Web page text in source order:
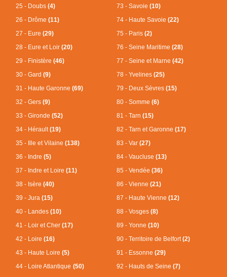
25 - Doubs(4)
26 - Drôme(11)
27 - Eure(29)
28 - Eure et Loir(20)
29 - Finistère(46)
30 - Gard(9)
31 - Haute Garonne(69)
32 - Gers(9)
33 - Gironde(52)
34 - Hérault(19)
35 - Ille et Vilaine(138)
36 - Indre(5)
37 - Indre et Loire(11)
38 - Isère(40)
39 - Jura(15)
40 - Landes(10)
41 - Loir et Cher(17)
42 - Loire(16)
43 - Haute Loire(5)
44 - Loire Atlantique(50)
73 - Savoie (10)
74 - Haute Savoie (22)
75 - Paris (2)
76 - Seine Maritime (28)
77 - Seine et Marne (42)
78 - Yvelines (25)
79 - Deux Sèvres (15)
80 - Somme (6)
81 - Tarn (15)
82 - Tarn et Garonne (17)
83 - Var (27)
84 - Vaucluse (13)
85 - Vendée (36)
86 - Vienne (21)
87 - Haute Vienne (12)
88 - Vosges (8)
89 - Yonne (10)
90 - Territoire de Belfort (2)
91 - Essonne (29)
92 - Hauts de Seine (7)